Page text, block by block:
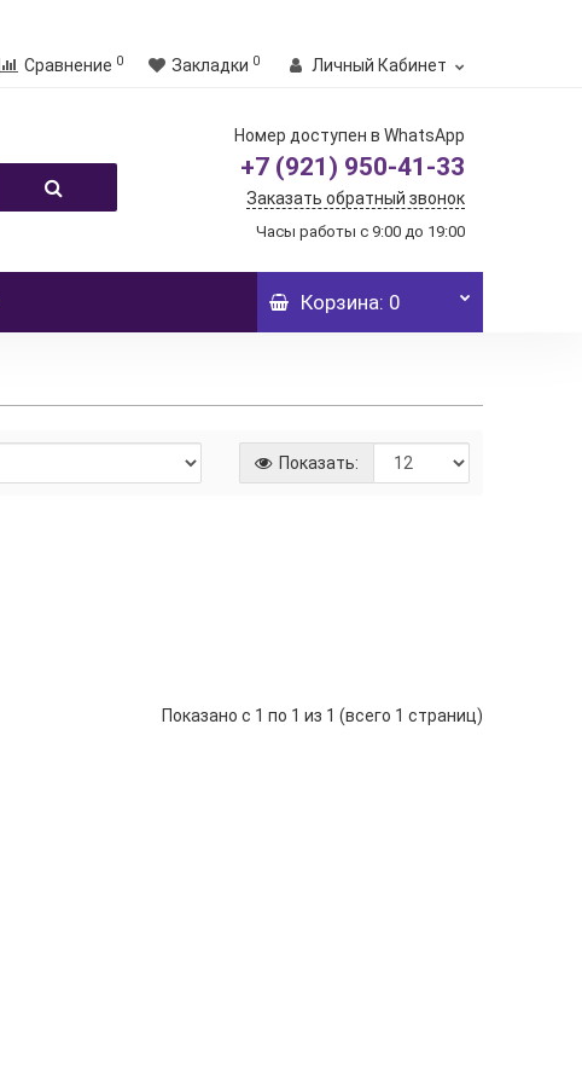
Сравнение 0 Закладки 0 Личный Кабинет
Номер доступен в WhatsApp
+7 (921) 950-41-33
Заказать обратный звонок
Часы работы с 9:00 до 19:00
Корзина: 0
Показать:
Показано с 1 по 1 из 1 (всего 1 страниц)